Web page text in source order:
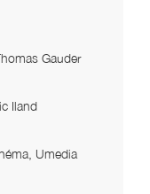
Gauder
Iland
Umedia